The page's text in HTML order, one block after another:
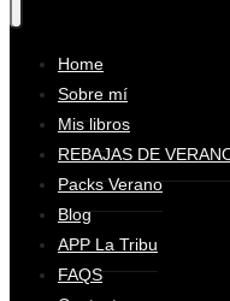
Home
Sobre mí
Mis libros
REBAJAS DE
Packs Verano
Blog
APP La Tribu
FAQS